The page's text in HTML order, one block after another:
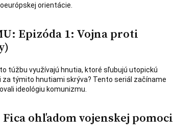
orientácie.
Epizóda 1: Vojna proti
túžbu využívajú hnutia, ktoré sľubujú utopickú
za týmito hnutiami skrýva? Tento seriál začíname
ideológiu komunizmu.
ohľadom vojenskej pomoci